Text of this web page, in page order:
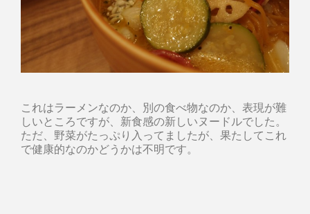
これはラーメンなのか、別の食べ物なのか、表現が難
しいところですが、新食感の新しいヌードルでした。
ただ、野菜がたっぷり入ってましたが、果たしてこれ
で健康的なのかどうかは不明です。